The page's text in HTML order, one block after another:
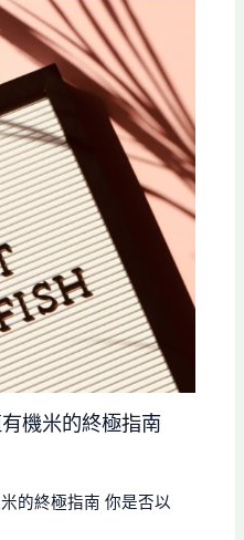
機米的終極指南
的終極指南 你是否以